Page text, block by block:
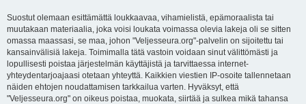
Suostut olemaan esittämättä loukkaavaa, vihamielistä, epämoraalista tai
muutakaan materiaalia, joka voisi loukata voimassa olevia lakeja oli se sitten
omassa maassasi, se maa, johon "Veljesseura.org"-palvelin on sijoitettu tai
kansainvälisiä lakeja. Toimimalla tätä vastoin voidaan sinut välittömästi ja
lopullisesti poistaa järjestelmän käyttäjistä ja tarvittaessa internet-
yhteydentarjoajaasi otetaan yhteyttä. Kaikkien viestien IP-osoite tallennetaan
näiden ehtojen noudattamisen tarkkailua varten. Hyväksyt, että
"Veljesseura.org" on oikeus poistaa, muokata, siirtää ja sulkea mikä tahansa